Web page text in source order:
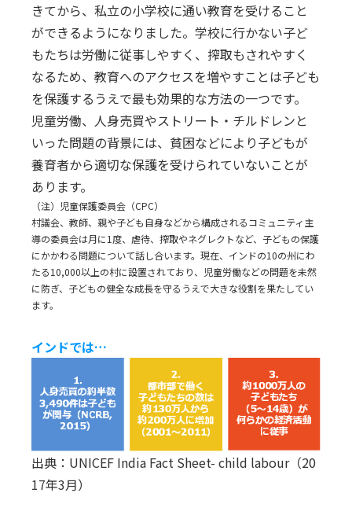
きてから、私立の小学校に通い教育を受けること
ができるようになりました。学校に行かない子ど
もたちは労働に従事しやすく、搾取もされやすく
なるため、教育へのアクセスを増やすことは子ども
を保護するうえで最も効果的な方法の一つです。
児童労働、人身売買やストリート・チルドレンと
いった問題の背景には、貧困などにより子どもが
養育者から適切な保護を受けられていないことが
あります。
（注）児童保護委員会（CPC）
村議会、教師、親や子ども自身などから構成されるコミュニティ主
導の委員会は月に1度、虐待、搾取やネグレクトなど、子どもの保護
にかかわる問題について話し合います。現在、インドの10の州にわ
たる10,000以上の村に設置されており、児童労働などの問題を未然
に防ぎ、子どもの健全な成長を守るうえで大きな役割を果たしてい
ます。
インドでは…
出典：UNICEF India Fact Sheet- child labour（20
17年3月）